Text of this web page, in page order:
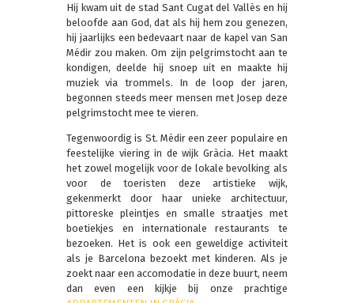
Hij kwam uit de stad Sant Cugat del Vallès en hij
beloofde aan God, dat als hij hem zou genezen,
hij jaarlijks een bedevaart naar de kapel van San
Médir zou maken. Om zijn pelgrimstocht aan te
kondigen, deelde hij snoep uit en maakte hij
muziek via trommels. In de loop der jaren,
begonnen steeds meer mensen met Josep deze
pelgrimstocht mee te vieren.
Tegenwoordig is St. Médir een zeer populaire en
feestelijke viering in de wijk Gràcia. Het maakt
het zowel mogelijk voor de lokale bevolking als
voor de toeristen deze artistieke wijk,
gekenmerkt door haar unieke architectuur,
pittoreske pleintjes en smalle straatjes met
boetiekjes en internationale restaurants te
bezoeken. Het is ook een geweldige activiteit
als je Barcelona bezoekt met kinderen. Als je
zoekt naar een accomodatie in deze buurt, neem
dan even een kijkje bij onze prachtige